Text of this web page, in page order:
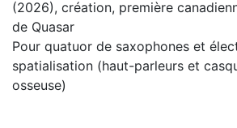
(2026), création, première
de Quasar
Pour quatuor de saxophones et
spatialisation (haut-parleurs et
osseuse)